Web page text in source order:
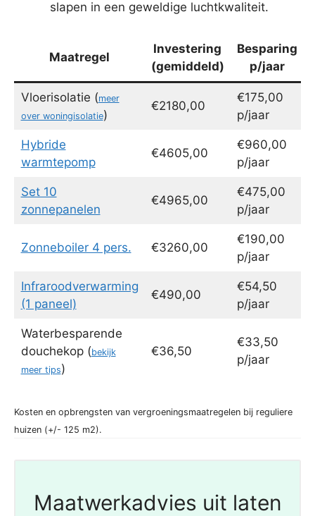
slapen in een geweldige luchtkwaliteit.
Maatregel
Investering
(gemiddeld)
Besparing
p/jaar
Vloerisolatie (meer
over woningisolatie)
€2180,00
€175,00
p/jaar
Hybride
warmtepomp
€4605,00
€960,00
p/jaar
Set 10
zonnepanelen
€4965,00
€475,00
p/jaar
Zonneboiler 4 pers. €3260,00
€190,00
p/jaar
Infraroodverwarming
(1 paneel)
€490,00
€54,50
p/jaar
Waterbesparende
douchekop (bekijk
meer tips)
€36,50
€33,50
p/jaar
Kosten en opbrengsten van vergroeningsmaatregelen bij reguliere
huizen (+/- 125 m2).
Maatwerkadvies uit laten